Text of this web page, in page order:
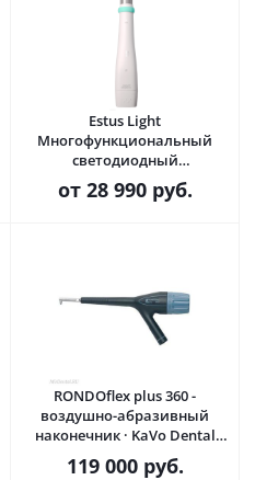
Estus Light
Многофункциональный
светодиодный
фотоактиватор · Geosoft
Dent (Россия)
от 28 990 руб.
RONDOflex plus 360 -
воздушно-абразивный
наконечник · KaVo Dental
GmbH (Германия)
119 000руб.